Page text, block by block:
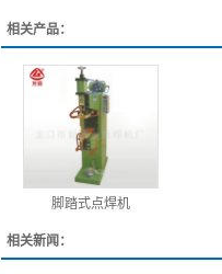
相关产品：
脚踏式点焊机
相关新闻：